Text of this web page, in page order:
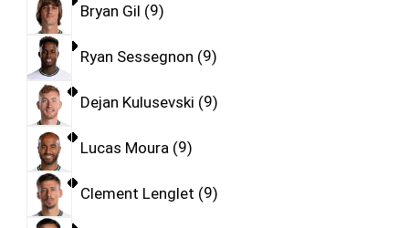
Bryan Gil 9
Ryan Sessegnon 9
Dejan Kulusevski 9
Lucas Moura 9
Clement Lenglet 9